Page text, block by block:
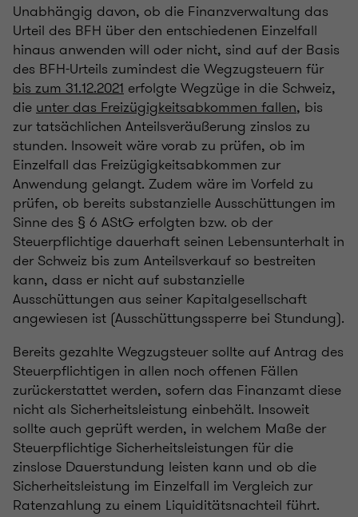
Unabhängig davon, ob die Finanzverwaltung das
Urteil des BFH über den entschiedenen Einzelfall
hinaus anwenden will oder nicht, sind auf der Basis
des BFH-Urteils zumindest die Wegzugsteuern für
bis zum 31.12.2021 erfolgte Wegzüge in die Schweiz,
dieunter das Freizügigkeitsabkommen fallen, bis
zur tatsächlichen Anteilsveräußerung zinslos zu
stunden. Insoweit wäre vorab zu prüfen, ob im
Einzelfall das Freizügigkeitsabkommen zur
Anwendung gelangt. Zudem wäre im Vorfeld zu
prüfen, ob bereits substanzielle Ausschüttungen im
Sinne des § 6 AStG erfolgten bzw. ob der
Steuerpflichtige dauerhaft seinen Lebensunterhalt in
der Schweiz bis zum Anteilsverkauf so bestreiten
kann, dass er nicht auf substanzielle
Ausschüttungen aus seiner Kapitalgesellschaft
angewiesen ist (Ausschüttungssperre bei Stundung).
Bereits gezahlte Wegzugsteuer sollte auf Antrag des
Steuerpflichtigen in allen noch offenen Fällen
zurückerstattet werden, sofern das Finanzamt diese
nicht als Sicherheitsleistung einbehält. Insoweit
sollte auch geprüft werden, in welchem Maße der
Steuerpflichtige Sicherheitsleistungen für die
zinslose Dauerstundung leisten kann und ob die
Sicherheitsleistung im Einzelfall im Vergleich zur
Ratenzahlung zu einem Liquiditätsnachteil führt.